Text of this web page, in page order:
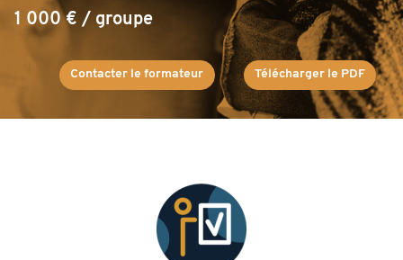
1 000 € / groupe
Contacter le formateur Télécharger le PDF